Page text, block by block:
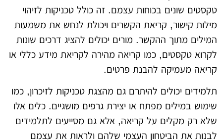
טקסטים שונים בכוחות עצמם. זה כולל טכניקות לזיהוי
מילות קישור, קריאת הקשרים ויכולת לנחש את משמעות
המילים מתוך ההקשר. מורים יכולים להציג דרכים שונות
לקרוא טקסטים, כמו קריאה מהירה לקריאת מידע כללי או
קריאה מעמיקה להבנת פרטים.
תלמידים יכולים להיתרם גם מהצגת טכניקות לזיכרון, כמו
שימוש במילים מפתח או יצירת גרפים מושגיים. כלים אלו
שלא רק מקלים על קריאה, אלא גם מסייעים לתלמידים
לבנות את הביטחון העצמי שלהם ולראות את עצמם